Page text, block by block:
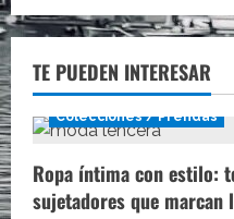
TE PUEDEN INTERESAR
Colecciones / Prendas
Ropa íntima con estilo:
sujetadores que marcan